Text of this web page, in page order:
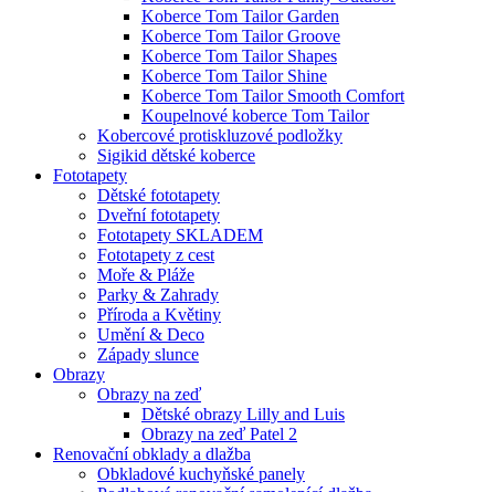
Koberce Tom Tailor Garden
Koberce Tom Tailor Groove
Koberce Tom Tailor Shapes
Koberce Tom Tailor Shine
Koberce Tom Tailor Smooth Comfort
Koupelnové koberce Tom Tailor
Kobercové protiskluzové podložky
Sigikid dětské koberce
Fototapety
Dětské fototapety
Dveřní fototapety
Fototapety SKLADEM
Fototapety z cest
Moře & Pláže
Parky & Zahrady
Příroda a Květiny
Umění & Deco
Západy slunce
Obrazy
Obrazy na zeď
Dětské obrazy Lilly and Luis
Obrazy na zeď Patel 2
Renovační obklady a dlažba
Obkladové kuchyňské panely